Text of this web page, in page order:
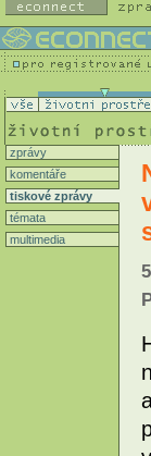
zprávy
komentáře
tiskové zprávy
témata
multimedia